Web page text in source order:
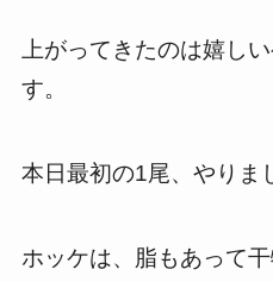
上がってきたのは嬉し
す。
本日最初の1尾、やりま
ホッケは、脂もあって